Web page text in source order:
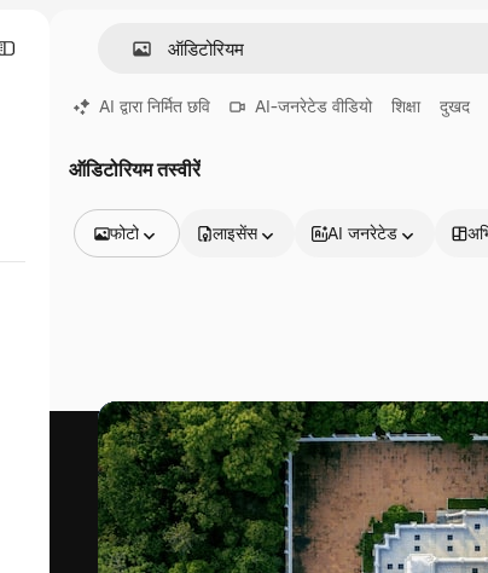
AI द्वारा निर्मित छवि AI-जनरेटेड वीडियो शिक्षा दुखद
ऑडिटोरियम तस्वीरें
फोटो
वीडियो
फ़ुटेज
मोशन ग्राफ़िक्स
वीडियो टेम्पलेट्स
आइकन
3D मॉडल
फ़ॉन्ट
लाइसेंस AI जनरेटेड
अपने बेहतरीन काम को बनाने के लिए क्रिएटिव